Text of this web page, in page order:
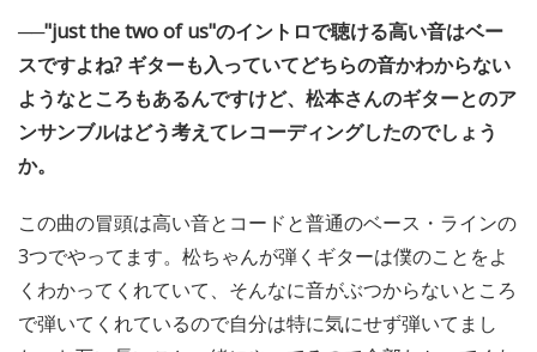
──"just the two of us"のイントロで聴ける高い音はベー
スですよね? ギターも入っていてどちらの音かわからない
ようなところもあるんですけど、松本さんのギターとのア
ンサンブルはどう考えてレコーディングしたのでしょう
か。
この曲の冒頭は高い音とコードと普通のベース・ラインの
3つでやってます。松ちゃんが弾くギターは僕のことをよ
くわかってくれていて、そんなに音がぶつからないところ
で弾いてくれているので自分は特に気にせず弾いてまし